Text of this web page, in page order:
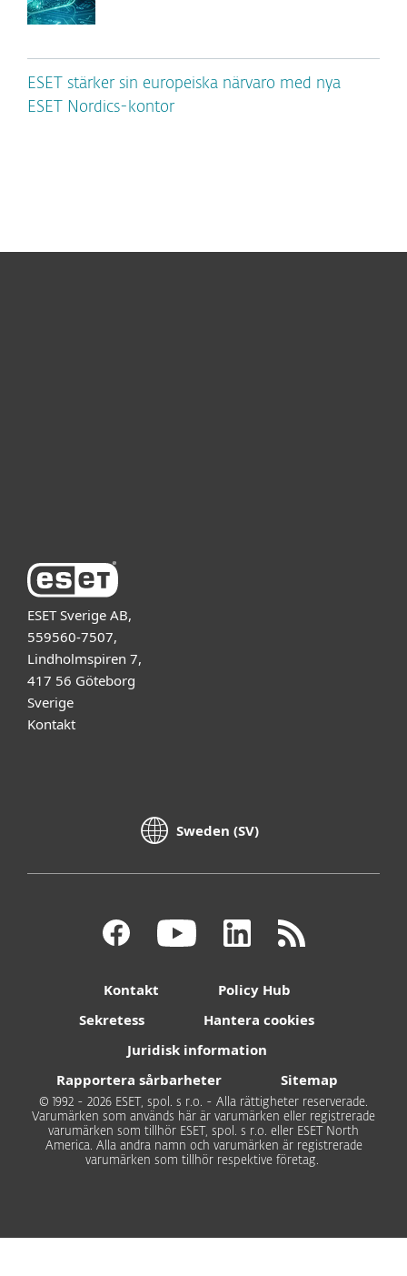
ESET stärker sin europeiska närvaro med nya
ESET Nordics-kontor
ESET Sverige AB,
559560-7507,
Lindholmspiren 7,
417 56 Göteborg
Sverige
Kontakt
Sweden (SV)
Kontakt
Policy Hub
Sekretess
Hantera cookies
Juridisk information
Rapportera sårbarheter
Sitemap
© 1992 - 2026 ESET, spol. s r.o. - Alla rättigheter reserverade.
Varumärken som används här är varumärken eller registrerade
varumärken som tillhör ESET, spol. s r.o. eller ESET North
America. Alla andra namn och varumärken är registrerade
varumärken som tillhör respektive företag.